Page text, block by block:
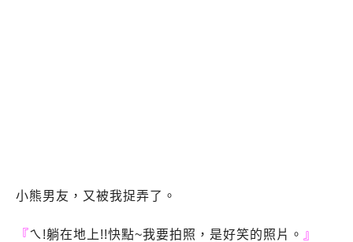
小熊男友，又被我捉弄了。
『ㄟ!躺在地上!!快點~我要拍照，是好笑的照片。 』